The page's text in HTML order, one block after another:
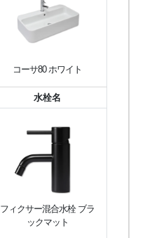
コーサ80 ホワイト
水栓名
フィクサー混合水栓 ブラ
ックマット